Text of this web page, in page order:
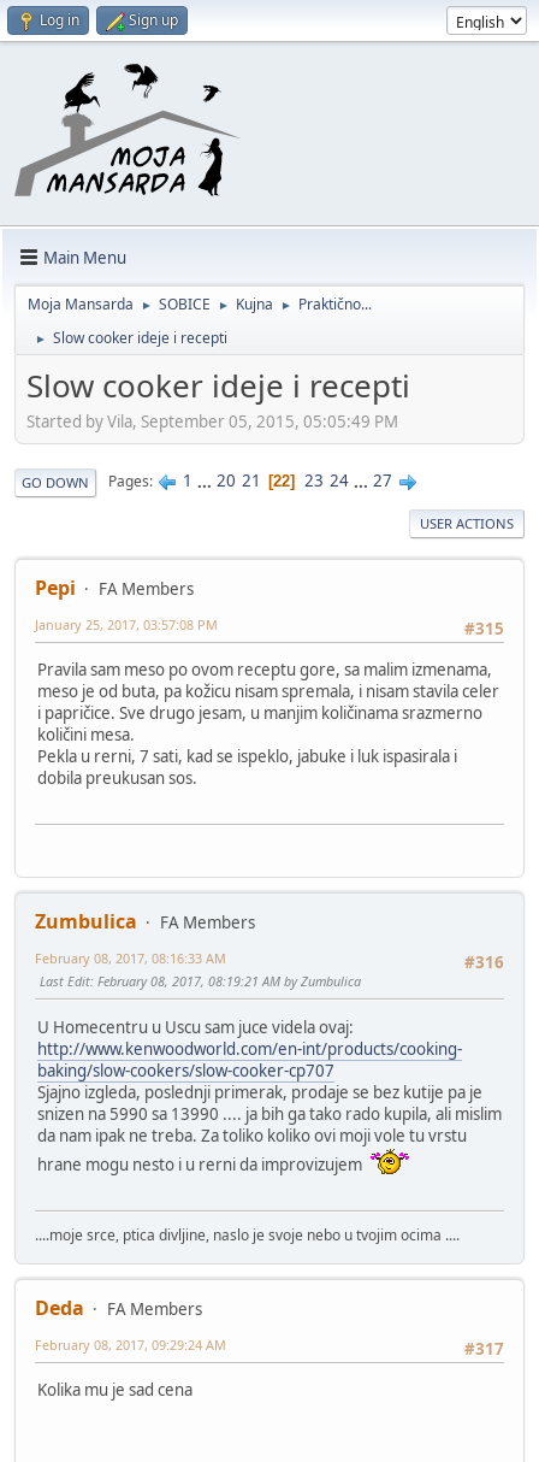
Log in Sign up
Main Menu
Moja Mansarda ► SOBICE ► Kujna ► Praktično...
► Slow cooker ideje i recepti
Slow cooker ideje i recepti
Started by Vila, September 05, 2015, 05:05:49 PM
GO DOWN Pages 1 ... 20 21 22 23 24 ... 27
USER ACTIONS
Pepi
FA Members
#315
January 25, 2017, 03:57:08 PM
Pravila sam meso po ovom receptu gore, sa malim izmenama,
meso je od buta, pa kožicu nisam spremala, i nisam stavila celer
i papričice. Sve drugo jesam, u manjim količinama srazmerno
količini mesa.
Pekla u rerni, 7 sati, kad se ispeklo, jabuke i luk ispasirala i
dobila preukusan sos.
Zumbulica
FA Members
#316
February 08, 2017, 08:16:33 AM
Last Edit: February 08, 2017, 08:19:21 AM by Zumbulica
U Homecentru u Uscu sam juce videla ovaj:
http://www.kenwoodworld.com/en-int/products/cooking-
baking/slow-cookers/slow-cooker-cp707
Sjajno izgleda, poslednji primerak, prodaje se bez kutije pa je
snizen na 5990 sa 13990 .... ja bih ga tako rado kupila, ali mislim
da nam ipak ne treba. Za toliko koliko ovi moji vole tu vrstu
hrane mogu nesto i u rerni da improvizujem
....moje srce, ptica divljine, naslo je svoje nebo u tvojim ocima ....
Deda
FA Members
#317
February 08, 2017, 09:29:24 AM
Kolika mu je sad cena